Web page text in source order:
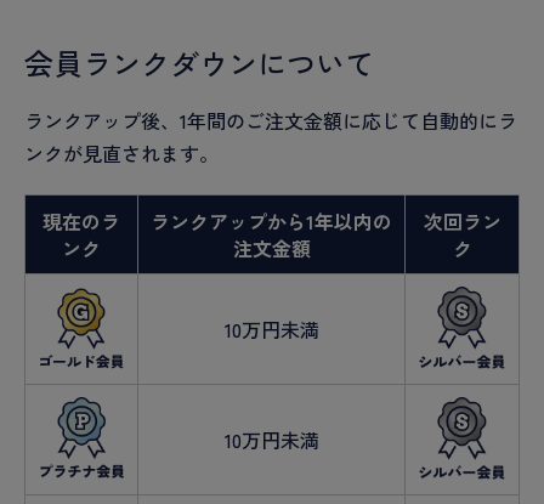
会員ランクダウンについて
ランクアップ後、1年間のご注文金額に応じて自動的にラ
ンクが見直されます。
現在のラ
ンク
ランクアップから1年以内の
注文金額
次回ラン
ク
10万円未満
10万円未満